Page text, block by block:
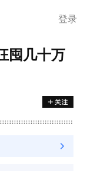
登录
囤几十万